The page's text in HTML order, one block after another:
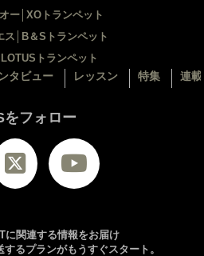
ー│XOトランペット
ス│B＆Sトランペット
トランペット
タビュー レッスン 特集 連
をフォロー
に関連する情報をお届け
るプランがもうすぐスタート。